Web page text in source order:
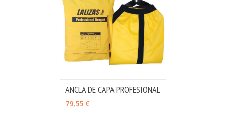
ANCLA DE CAPA PROFESIONAL
79,55 €